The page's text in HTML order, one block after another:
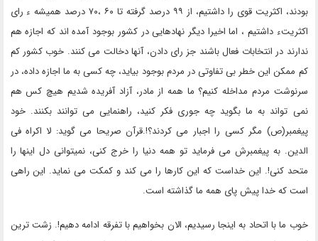
بودند، اکثریت قوی را داشتیم، از ۹۹ درصد گرفته تا ۶۰ ،۷۰ درصد همیشه ء رای
اکثریتء داشتیم ، اما اخیرا دیگر نهادهایی در کشور بوجود آمده اند که اجازه هم
ندارند در انتخابات فعال باشند جز رای دادن، آنها دخالت می کنند. خوب کشور کم
کم ممکن این خطر بی تفاوتی در مردم بوجود بیاید، چه کسی به ما اجازه داده، در
سرنوشت مردم مداخله کنیم؟ ما همه از مادر، آزاد آفریده شدیم هیچ کس هم
نمی تواند به ما بگوید چه جوری فکر کنید، راهنمایی می توانند بکنند. خود
پیغمبر(ص) مگر کسی را اجبار می کردند؟!.قرآن صریحا می گوید: لا اکراه فی
الدین. به پیغمبرش می فرماید تو همه دنیا را خرج کنی، نمیتوانی دل اینها را
متحد کنی!. این خداست که این کارها را می کند و کمکت می نماید. این راهی
است که خدا پیش پای همه ما گذاشته است.
خوب ما با اتحاد به اینجا رسیدیم، الان بخواهیم با تفرقه ادامه دهیم!. زشت ترین